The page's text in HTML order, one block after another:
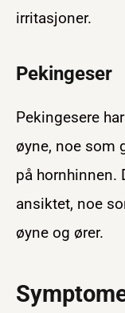
irritasjoner.
Pekingeser
Pekingesere
øyne, noe som
på hornhinnen.
ansiktet, noe
øyne og ører.